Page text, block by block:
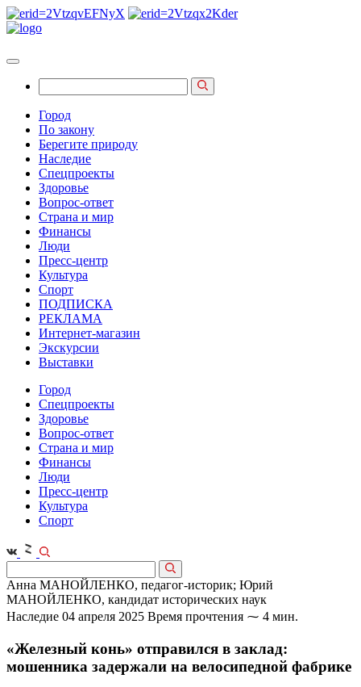
Город
По закону
Берегите природу
Наследие
Спецпроекты
Здоровье
Вопрос-ответ
Страна и мир
Финансы
Люди
Пресс-центр
Культура
Спорт
ПОДПИСКА
РЕКЛАМА
Интернет-магазин
Экскурсии
Выставки
Город
Спецпроекты
Здоровье
Вопрос-ответ
Страна и мир
Финансы
Люди
Пресс-центр
Культура
Спорт
Анна МАНОЙЛЕНКО, педагог-историк; Юрий
МАНОЙЛЕНКО, кандидат исторических наук
Наследие 04 апреля 2025 Время прочтения ⁓ 4 мин.
«Железный конь» отправился в заклад:
мошенника задержали на велосипедной фабрике